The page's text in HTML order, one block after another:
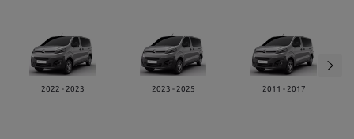
2022 - 2023 2023 - 2025 2011 - 2017